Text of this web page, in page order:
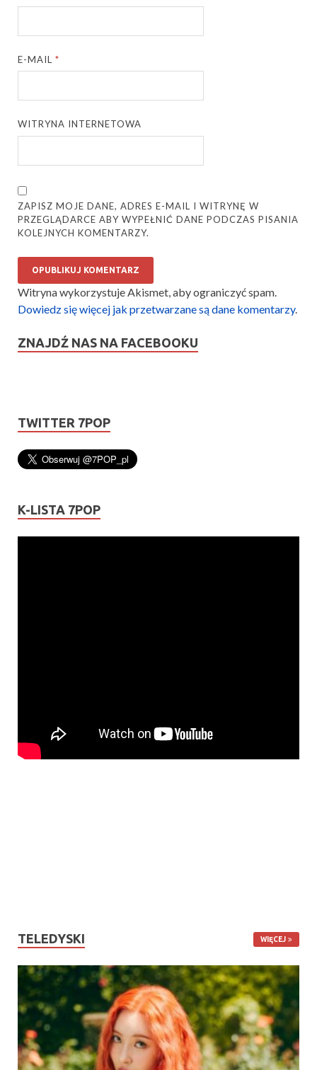
E-MAIL*
WITRYNA INTERNETOWA
ZAPISZ MOJE DANE, ADRES E-MAIL I WITRYNĘ W
PRZEGLĄDARCE ABY WYPEŁNIĆ DANE PODCZAS PISANIA
KOLEJNYCH KOMENTARZY.
Witryna wykorzystuje Akismet, aby ograniczyć spam.
Dowiedz się więcej jak przetwarzane są dane komentarzy.
ZNAJDŹ NAS NA FACEBOOKU
TWITTER 7POP
K-LISTA 7POP
TELEDYSKI WIĘCEJ